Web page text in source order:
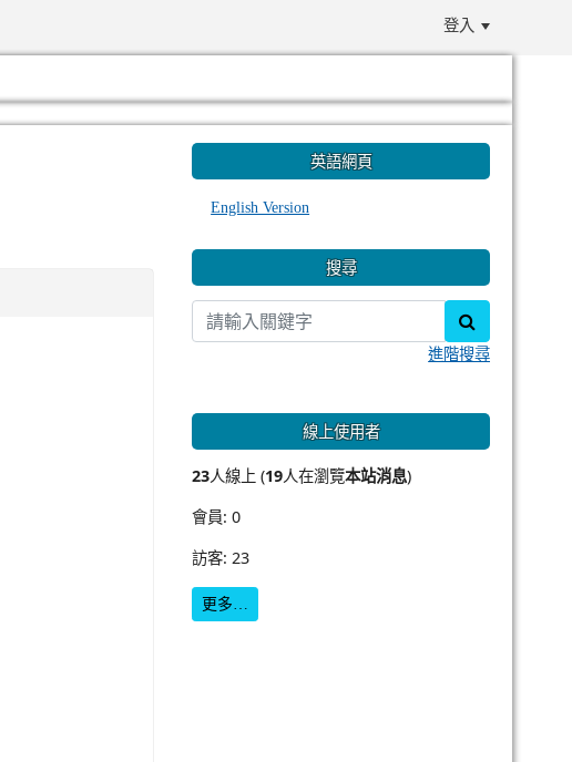
登入
英語網頁
English Version
搜尋
進階搜尋
線上使用者
23人線上 (19人在瀏覽本站消息)
會員: 0
訪客: 23
更多…